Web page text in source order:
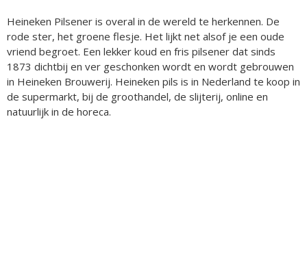
Heineken Pilsener is overal in de wereld te herkennen. De
rode ster, het groene flesje. Het lijkt net alsof je een oude
vriend begroet. Een lekker koud en fris pilsener dat sinds
1873 dichtbij en ver geschonken wordt en wordt gebrouwen
in Heineken Brouwerij. Heineken pils is in Nederland te koop in
de supermarkt, bij de groothandel, de slijterij, online en
natuurlijk in de horeca.